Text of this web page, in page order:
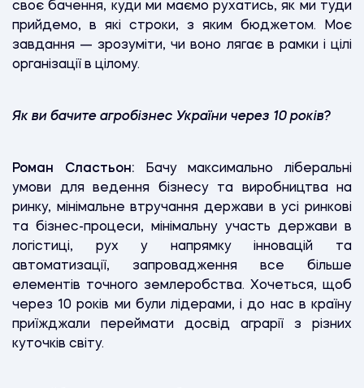
своє бачення, куди ми маємо рухатись, як ми туди
прийдемо, в які строки, з яким бюджетом. Моє
завдання — зрозуміти, чи воно лягає в рамки і цілі
організації в цілому.
Як ви бачите агробізнес України через 10 років?
Роман Сластьон:Бачу максимально ліберальні
умови для ведення бізнесу та виробництва на
ринку, мінімальне втручання держави в усі ринкові
та бізнес-процеси, мінімальну участь держави в
логістиці, рух у напрямку інновацій та
автоматизації, запровадження все більше
елементів точного землеробства. Хочеться, щоб
через 10 років ми були лідерами, і до нас в країну
приїжджали переймати досвід аграрії з різних
куточків світу.